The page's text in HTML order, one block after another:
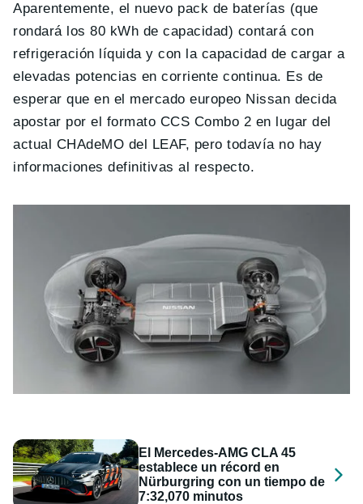
Aparentemente, el nuevo pack de baterías (que
rondará los 80 kWh de capacidad) contará con
refrigeración líquida y con la capacidad de cargar a
elevadas potencias en corriente continua. Es de
esperar que en el mercado europeo Nissan decida
apostar por el formato CCS Combo 2 en lugar del
actual CHAdeMO del LEAF, pero todavía no hay
informaciones definitivas al respecto.
El Mercedes-AMG CLA 45
establece un récord en
Nürburgring con un tiempo de
7:32,070 minutos